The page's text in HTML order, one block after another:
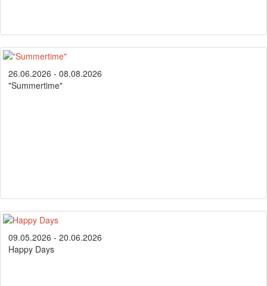
26.06.2026 - 08.08.2026
"Summertime"
09.05.2026 - 20.06.2026
Happy Days